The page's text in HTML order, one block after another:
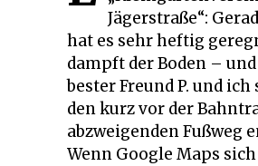
Jägerstraße“:
hat es sehr heftig
dampft der Boden –
bester Freund P. und
den kurz vor der
abzweigenden Fußweg
Wenn Google Maps